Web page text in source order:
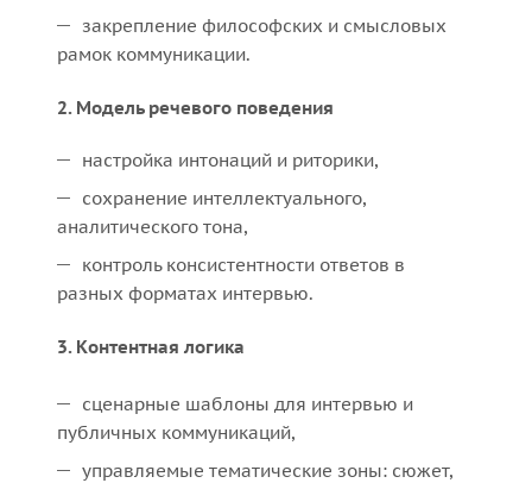
закрепление философских и смысловых
рамок коммуникации.
2. Модель речевого поведения
настройка интонаций и риторики,
сохранение интеллектуального,
аналитического тона,
контроль консистентности ответов в
разных форматах интервью.
3. Контентная логика
сценарные шаблоны для интервью и
публичных коммуникаций,
управляемые тематические зоны: сюжет,